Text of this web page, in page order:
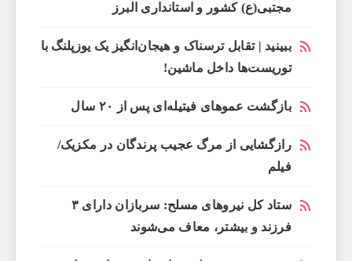
مجتبی(ع) کشور و استانداری البرز
ببینید | تقابل ترسناک و هیجان‌انگیز یک یوزپلنگ با
توریست‌ها داخل ماشین!
بازگشت عموهای فیتیله‌ای پس از ۲۰ سال
رازگشایی از مرگ عجیب پرندگان در مکزیک/
فیلم
ستاد کل نیروهای مسلح: سربازان دارای ۳
فرزند و بیشتر، معاف می‌شوند